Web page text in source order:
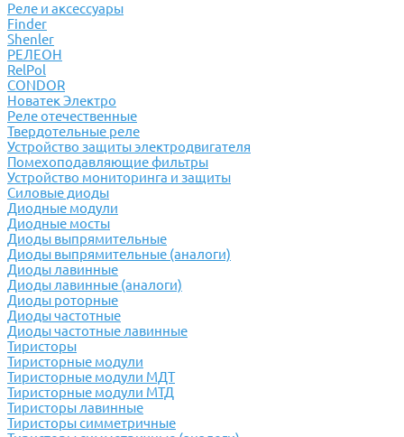
Реле и аксессуары
Finder
Shenler
РЕЛЕОН
RelPol
CONDOR
Новатек Электро
Реле отечественные
Твердотельные реле
Устройство защиты электродвигателя
Помехоподавляющие фильтры
Устройство мониторинга и защиты
Силовые диоды
Диодные модули
Диодные мосты
Диоды выпрямительные
Диоды выпрямительные (аналоги)
Диоды лавинные
Диоды лавинные (аналоги)
Диоды роторные
Диоды частотные
Диоды частотные лавинные
Тиристоры
Тиристорные модули
Тиристорные модули МДТ
Тиристорные модули МТД
Тиристоры лавинные
Тиристоры симметричные